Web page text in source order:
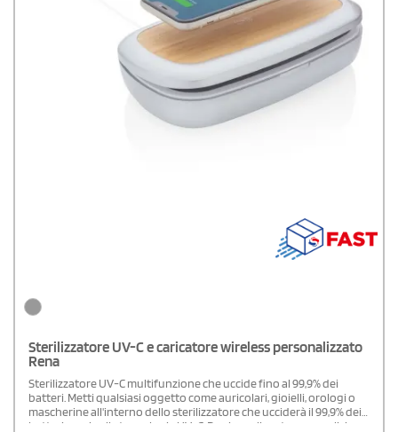
Sterilizzatore UV-C e caricatore wireless personalizzato
Rena
Sterilizzatore UV-C multifunzione che uccide fino al 99,9% dei
batteri. Metti qualsiasi oggetto come auricolari, gioielli, orologi o
mascherine all'interno dello sterilizzatore che ucciderà il 99,9% dei
batteri grazie alla tecnologia UV-C. Puoi scegliere tra una pulizia